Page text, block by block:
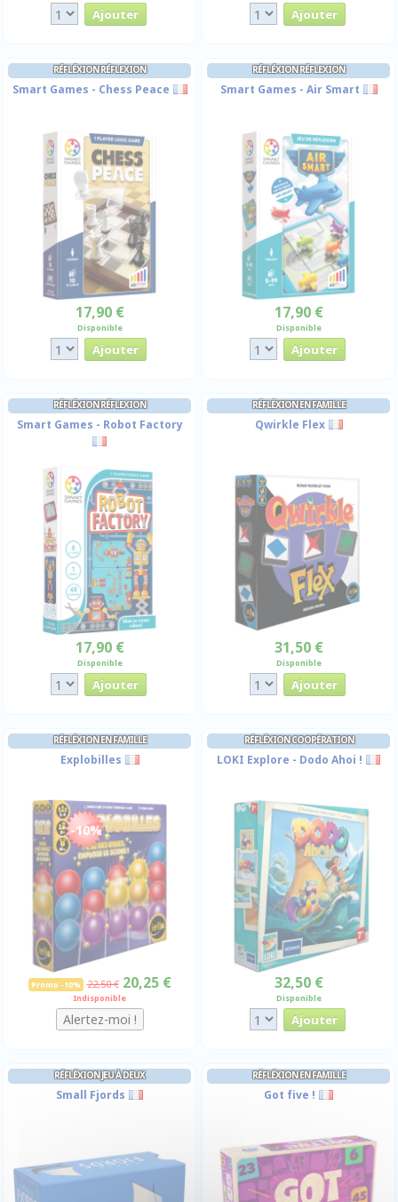
RÉFLÉXION RÉFLEXION
Smart Games - Chess Peace
17,90 €
Disponible
RÉFLÉXION RÉFLEXION
Smart Games - Air Smart
17,90 €
Disponible
RÉFLÉXION RÉFLEXION
Smart Games - Robot Factory
17,90 €
Disponible
RÉFLÉXION EN FAMILLE
Qwirkle Flex
31,50 €
Disponible
RÉFLÉXION EN FAMILLE
Explobilles
-10%
Promo -10% 22,50 € 20,25 €
Indisponible
RÉFLÉXION COOPÉRATION
LOKI Explore - Dodo Ahoi !
32,50 €
Disponible
RÉFLÉXION JEU À DEUX
Small Fjords
RÉFLÉXION EN FAMILLE
Got five !